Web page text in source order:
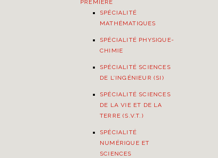
PREMIÈRE
SPÉCIALITÉ
MATHÉMATIQUES
SPÉCIALITÉ PHYSIQUE-
CHIMIE
SPÉCIALITÉ SCIENCES
DE L’INGÉNIEUR (SI)
SPÉCIALITÉ SCIENCES
DE LA VIE ET DE LA
TERRE (S.V.T.)
SPÉCIALITÉ
NUMÉRIQUE ET
SCIENCES